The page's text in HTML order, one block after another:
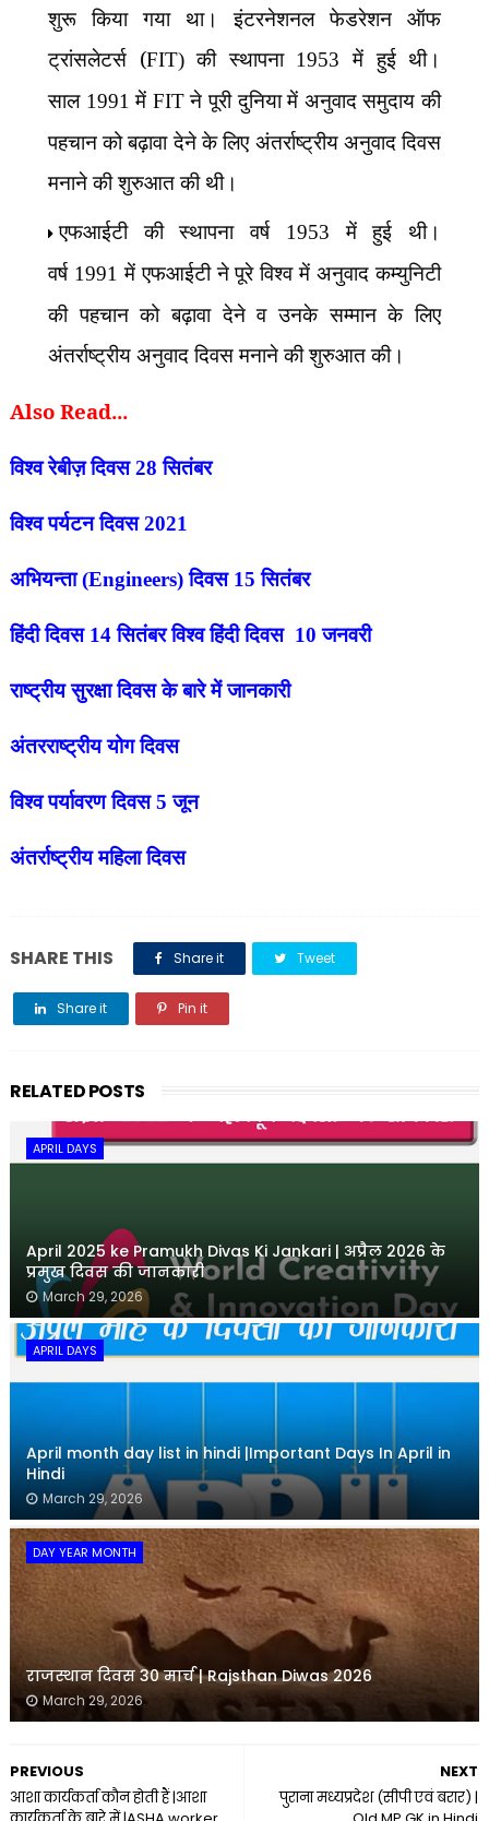
शुरू किया गया था। इंटरनेशनल फेडरेशन ऑफ
ट्रांसलेटर्स (FIT)की स्थापना 1953में हुई थी।
साल 1991में FITने पूरी दुनिया में अनुवाद समुदाय की
पहचान को बढ़ावा देने के लिए अंतर्राष्ट्रीय अनुवाद दिवस
मनाने की शुरुआत की थी।
एफआईटी की स्थापना वर्ष
1953में हुई थी।
वर्ष 1991में एफआईटी ने पूरे विश्व में अनुवाद कम्युनिटी
की पहचान को बढ़ावा देने व उनके सम्मान के लिए
अंतर्राष्ट्रीय अनुवाद दिवस मनाने की शुरुआत की।
Also Read...
विश्व रेबीज़ दिवस28सितंबर
विश्व पर्यटन दिवस2021
अभियन्ता (Engineers)दिवस 15सितंबर
हिंदी दिवस 14सितंबर विश्व हिंदी दिवस10जनवरी
राष्ट्रीय सुरक्षा दिवस के बारे में जानकारी
अंतरराष्ट्रीय योग दिवस
विश्व पर्यावरण दिवस5जून
अंतर्राष्ट्रीय महिला दिवस
SHARE THIS Share it Tweet
Share it Pin it
RELATED POSTS
APRIL DAYS
April 2025 ke Pramukh Divas Ki Jankari | अप्रैल 2026 के
प्रमुख दिवस की जानकारी
March 29, 2026
APRIL DAYS
April month day list in hindi |Important Days In April in
Hindi
March 29, 2026
DAY YEAR MONTH
राजस्थान दिवस 30 मार्च | Rajsthan Diwas 2026
March 29, 2026
NEXT
पुराना मध्यप्रदेश (सीपी एवं बरार) |
PREVIOUS
आशा कार्यकर्ता कौन होती हैं |आशा